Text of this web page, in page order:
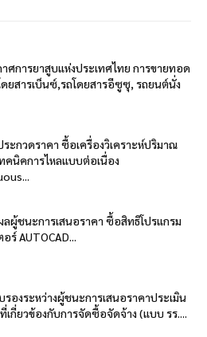
ศการยาสูบแห่งประเทศไทย การขายทอด
ยสารเบ็นซ์,รถโดยสารอีซูซุ, รถยนต์นั่ง
ะกวดราคา ซื้อเครื่องวิเคราะห์ปริมาณ
คนิคการไหลแบบต่อเนื่อง
ผู้ชนะการเสนอราคา ซื้อสิทธิโปรแกรม
ร์ AUTOCAD...
รองระหว่างผู้ชนะการเสนอราคาประเมิน
เกี่ยวข้องกับการจัดซื้อจัดจ้าง (แบบ รร....